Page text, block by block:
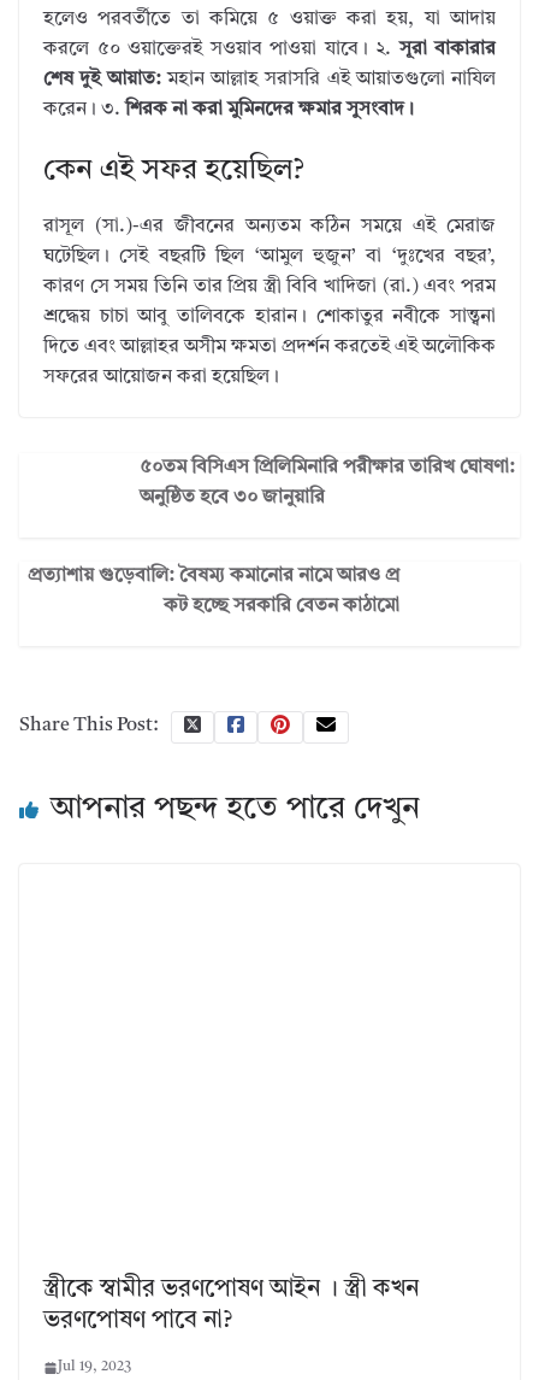
হলেও পরবর্তীতে তা কমিয়ে ৫ ওয়াক্ত করা হয়, যা আদায়
করলে ৫০ ওয়াক্তেরই সওয়াব পাওয়া যাবে। ২.সূরা বাকারার
শেষ দুই আয়াত:মহান আল্লাহ সরাসরি এই আয়াতগুলো নাযিল
করেন। ৩.শিরক না করা মুমিনদের ক্ষমার সুসংবাদ।
কেন এই সফর হয়েছিল?
রাসূল (সা.)-এর জীবনের অন্যতম কঠিন সময়ে এই মেরাজ
ঘটেছিল। সেই বছরটি ছিল ‘আমুল হুজুন’ বা ‘দুঃখের বছর’,
কারণ সে সময় তিনি তার প্রিয় স্ত্রী বিবি খাদিজা (রা.) এবং পরম
শ্রদ্ধেয় চাচা আবু তালিবকে হারান। শোকাতুর নবীকে সান্ত্বনা
দিতে এবং আল্লাহর অসীম ক্ষমতা প্রদর্শন করতেই এই অলৌকিক
সফরের আয়োজন করা হয়েছিল।
৫০তম বিসিএস প্রিলিমিনারি পরীক্ষার তারিখ ঘোষণা:
অনুষ্ঠিত হবে ৩০ জানুয়ারি
প্রত্যাশায় গুড়েবালি: বৈষম্য কমানোর নামে আরও প্র
কট হচ্ছে সরকারি বেতন কাঠামো
Share This Post:
আপনার পছন্দ হতে পারে দেখুন
স্ত্রীকে স্বামীর ভরণপোষণ আইন । স্ত্রী কখন
ভরণপোষণ পাবে না?
Jul 19, 2023